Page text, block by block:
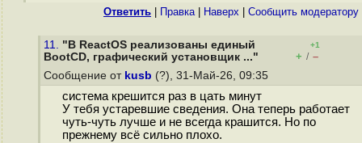
Ответить Правка| Наверх Cообщить модератору
11. "В ReactOS реализованы единый
BootCD, графический установщик ..."
+1
+ / –
Сообщение от kusb (?), 31-Май-26, 09:35
система крешится раз в цать минут
У тебя устаревшие сведения. Она теперь работает
чуть-чуть лучше и не всегда крашится. Но по
прежнему всё сильно плохо.